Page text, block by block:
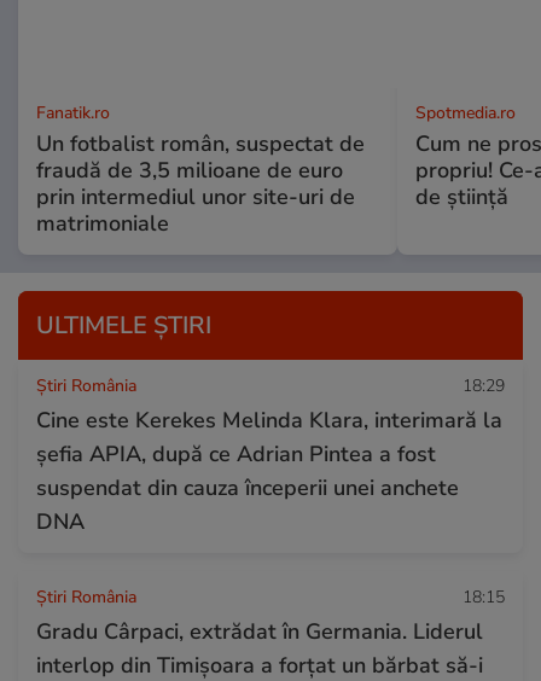
Fanatik.ro
Un fotbalist român, suspectat de
fraudă de 3,5 milioane de euro
prin intermediul unor site-uri de
matrimoniale
Spotmedia.ro
Cum ne
propriu!
de știință
ULTIMELE ȘTIRI
Știri România 18:29
Cine este Kerekes Melinda Klara, interimară la
șefia APIA, după ce Adrian Pintea a fost
suspendat din cauza începerii unei anchete
DNA
Știri România 18:15
Gradu Cârpaci, extrădat în Germania. Liderul
interlop din Timișoara a forțat un bărbat să-i